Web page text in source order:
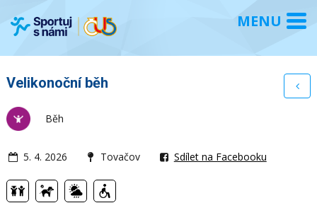
Velikonoční běh
Běh
5. 4. 2026 Tovačov Sdílet na Facebooku